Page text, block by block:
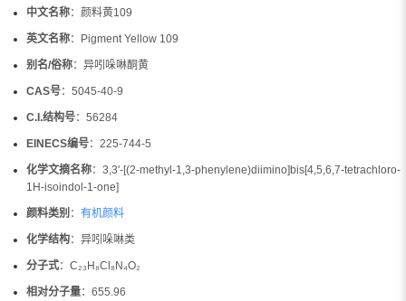
中文名称：颜料黄109
英文名称：Pigment Yellow 109
别名/俗称：异吲哚啉酮黄
CAS号：5045-40-9
C.I.结构号：56284
EINECS编号：225-744-5
化学文摘名称：3,3'-[(2-methyl-1,3-phenylene)diimino]bis[4,5,6,7-tetrachloro-
1H-isoindol-1-one]
颜料类别 ： 有机颜料
化学结构：异吲哚啉类
分子式：C₂₃H₈Cl₈N₄O₂
相对分子量：655.96